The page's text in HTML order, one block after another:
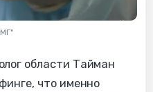
области Тайман
что именно